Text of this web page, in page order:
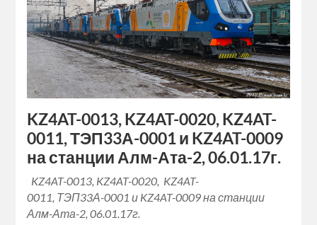
KZ4AT-0013, KZ4AT-0020, KZ4AT-
0011, ТЭП33А-0001 и KZ4AT-0009
на станции Алм-Ата-2, 06.01.17г.
KZ4AT-0013, KZ4AT-0020, KZ4AT-
0011, ТЭП33А-0001 и KZ4AT-0009 на станции
Алм-Ата-2, 06.01.17г.